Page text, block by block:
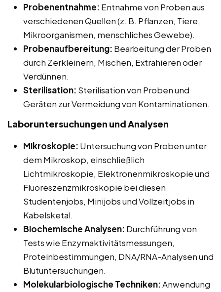
Probenentnahme: Entnahme von Proben aus
verschiedenen Quellen (z. B. Pflanzen, Tiere,
Mikroorganismen, menschliches Gewebe).
Probenaufbereitung: Bearbeitung der Proben
durch Zerkleinern, Mischen, Extrahieren oder
Verdünnen.
Sterilisation: Sterilisation von Proben und
Geräten zur Vermeidung von Kontaminationen.
Laboruntersuchungen und Analysen
Mikroskopie: Untersuchung von Proben unter
dem Mikroskop, einschließlich
Lichtmikroskopie, Elektronenmikroskopie und
Fluoreszenzmikroskopie bei diesen
Studentenjobs, Minijobs und Vollzeitjobs in
Kabelsketal.
Biochemische Analysen: Durchführung von
Tests wie Enzymaktivitätsmessungen,
Proteinbestimmungen, DNA/RNA-Analysen und
Blutuntersuchungen.
Molekularbiologische Techniken:Anwendung